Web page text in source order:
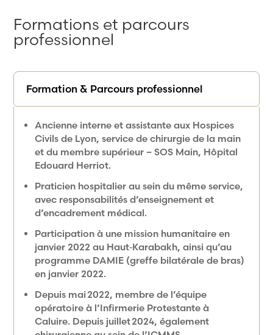
Formations et parcours
professionnel
Formation & Parcours professionnel
Ancienne interne et assistante aux Hospices
Civils de Lyon, service de chirurgie de la main
et du membre supérieur – SOS Main, Hôpital
Edouard Herriot.
Praticien hospitalier au sein du même service,
avec responsabilités d’enseignement et
d’encadrement médical.
Participation à une mission humanitaire en
janvier 2022 au Haut‑Karabakh, ainsi qu’au
programme DAMIE (greffe bilatérale de bras)
en janvier 2022.
Depuis mai 2022, membre de l’équipe
opératoire à l’Infirmerie Protestante à
Caluire. Depuis juillet 2024, également